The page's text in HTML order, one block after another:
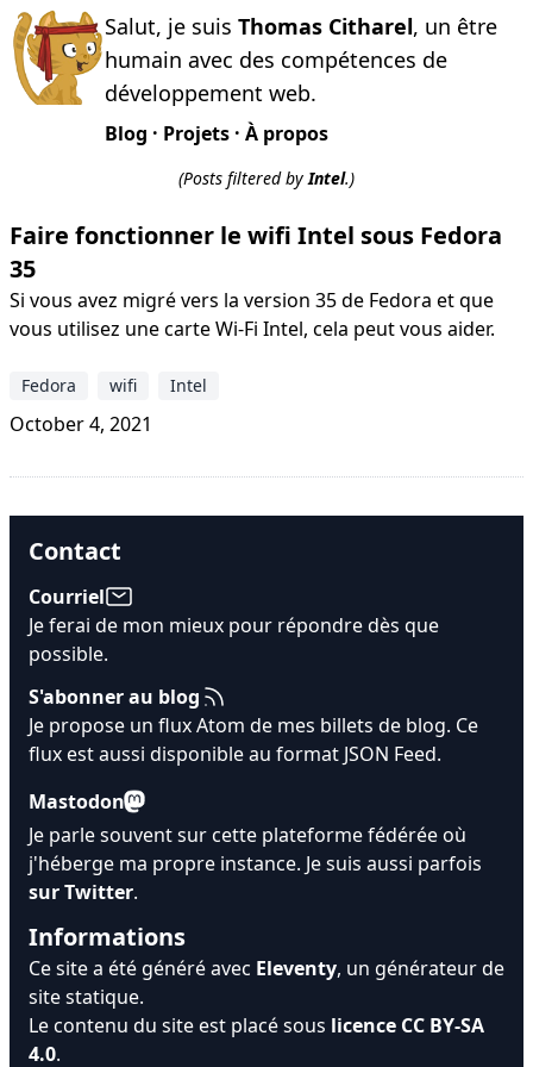
Salut, je suis Thomas Citharel, un être
humain avec des compétences de
développement web.
Blog · Projets · À propos
(Posts filtered byIntel.)
Faire fonctionner le wifi Intel sous Fedora
35
Si vous avez migré vers la version 35 de Fedora et que
vous utilisez une carte Wi-Fi Intel, cela peut vous aider.
Fedora wifi Intel
October 4, 2021
Contact
Courriel
Je ferai de mon mieux pour répondre dès que
possible.
S'abonner au blog
Je propose un flux Atom de mes billets de blog. Ce
flux est aussi disponible au format JSON Feed.
Mastodon
Je parle souvent sur cette plateforme fédérée où
j'héberge ma propre instance. Je suis aussi parfois
sur Twitter.
Informations
Ce site a été généré avec Eleventy, un générateur de
site statique.
Le contenu du site est placé sous licence CC BY-SA
4.0.